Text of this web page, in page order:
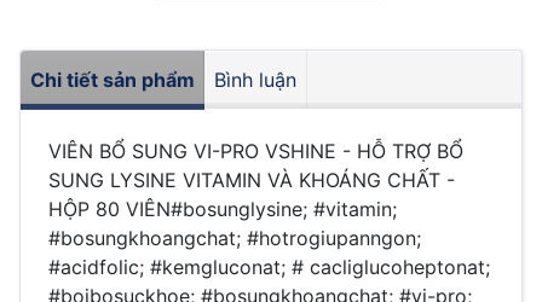
Chi tiết sản phẩm Bình luận
VIÊN BỔ SUNG VI-PRO VSHINE - HỖ TRỢ BỔ
SUNG LYSINE VITAMIN VÀ KHOÁNG CHẤT -
HỘP 80 VIÊN#bosunglysine; #vitamin;
#bosungkhoangchat; #hotrogiupanngon;
#acidfolic; #kemgluconat; # cacliglucoheptonat;
#boibosuckhoe; #bosungkhoangchat; #vi-pro;